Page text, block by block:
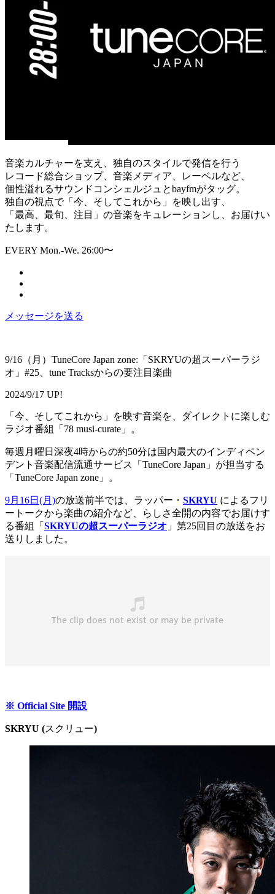
音楽カルチャーを支え、独自のスタイルで発信を行う
レコード総合ショップ、音楽メディア、レーベルなど、
個性溢れるサウンドコンシェルジュとbayfmがタッグ。
独自の視点で「今、そしてこれから」を映し出す、
「最高、最旬、注目」の音楽をキュレーションし、お届けい
たします。
EVERY Mon.-We. 26:00〜
メッセージを送る
9/16（月）TuneCore Japan zone:「SKRYUの超スーパーラジ
オ」#25、tune Tracksからの要注目楽曲
2024/9/17 UP!
「今、そしてこれから」を映す音楽を、ダイレクトに楽しむ
ラジオ番組「78 musi-curate」。
毎週月曜日深夜4時からの約50分は国内最大のインディペン
デント音楽配信流通サービス「TuneCore Japan」が担当する
「TuneCore Japan zone」。
9月16日(月)の放送前半では、ラッパー・ SKRYU によるフリ
ートークから楽曲の紹介など、らしさ全開の内容でお届けす
る番組「 SKRYUの超スーパーラジオ 」第25回目の放送をお
送りしました。
※ Official Site 開設
SKRYU (スクリュー)